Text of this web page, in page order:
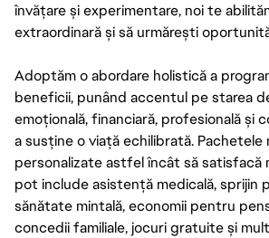
învățare și experimentare, noi te
extraordinară și să urmărești
Adoptăm o abordare holistică a
beneficii, punând accentul pe starea
emoțională, financiară, profesională și
a susține o viață echilibrată.
personalizate astfel încât să satisfacă
pot include asistență medicală, sprijin
sănătate mintală, economii pentru
concedii familiale, jocuri gratuite și